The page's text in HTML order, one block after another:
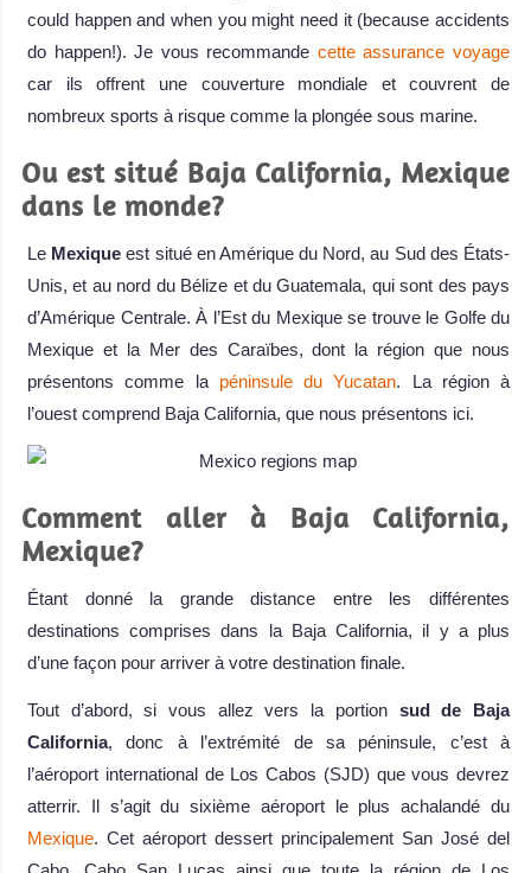
could happen and when you might need it (because accidents
do happen!). Je vous recommande cette assurance voyage
car ils offrent une couverture mondiale et couvrent de
nombreux sports à risque comme la plongée sous marine.
Ou est situé Baja California, Mexique
dans le monde?
Le Mexique est situé en Amérique du Nord, au Sud des États-
Unis, et au nord du Bélize et du Guatemala, qui sont des pays
d’Amérique Centrale. À l’Est du Mexique se trouve le Golfe du
Mexique et la Mer des Caraïbes, dont la région que nous
présentons comme la péninsule du Yucatan. La région à
l’ouest comprend Baja California, que nous présentons ici.
Comment aller à Baja California,
Mexique?
Étant donné la grande distance entre les différentes
destinations comprises dans la Baja California, il y a plus
d’une façon pour arriver à votre destination finale.
Tout d’abord, si vous allez vers la portion sud de Baja
California, donc à l’extrémité de sa péninsule, c’est à
l’aéroport international de Los Cabos (SJD) que vous devrez
atterrir. Il s’agit du sixième aéroport le plus achalandé du
Mexique. Cet aéroport dessert principalement San José del